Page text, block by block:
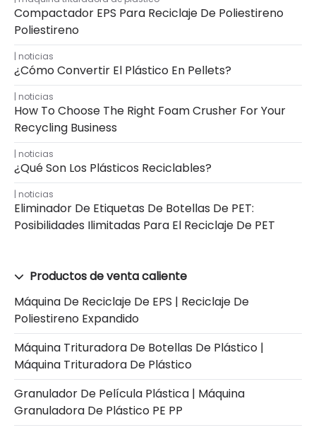
Compactador EPS Para Reciclaje De Poliestireno
Poliestireno
noticias
¿Cómo Convertir El Plástico En Pellets?
noticias
How To Choose The Right Foam Crusher For Your
Recycling Business
noticias
¿Qué Son Los Plásticos Reciclables?
noticias
Eliminador De Etiquetas De Botellas De PET:
Posibilidades Ilimitadas Para El Reciclaje De PET
Productos de venta caliente
Máquina De Reciclaje De EPS | Reciclaje De
Poliestireno Expandido
Máquina Trituradora De Botellas De Plástico |
Máquina Trituradora De Plástico
Granulador De Película Plástica | Máquina
Granuladora De Plástico PE PP